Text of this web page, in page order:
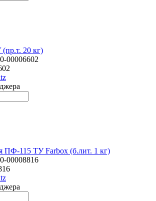
20 кг)
00006602
ПФ-115 ТУ Farbox (б.лит. 1 кг)
00008816